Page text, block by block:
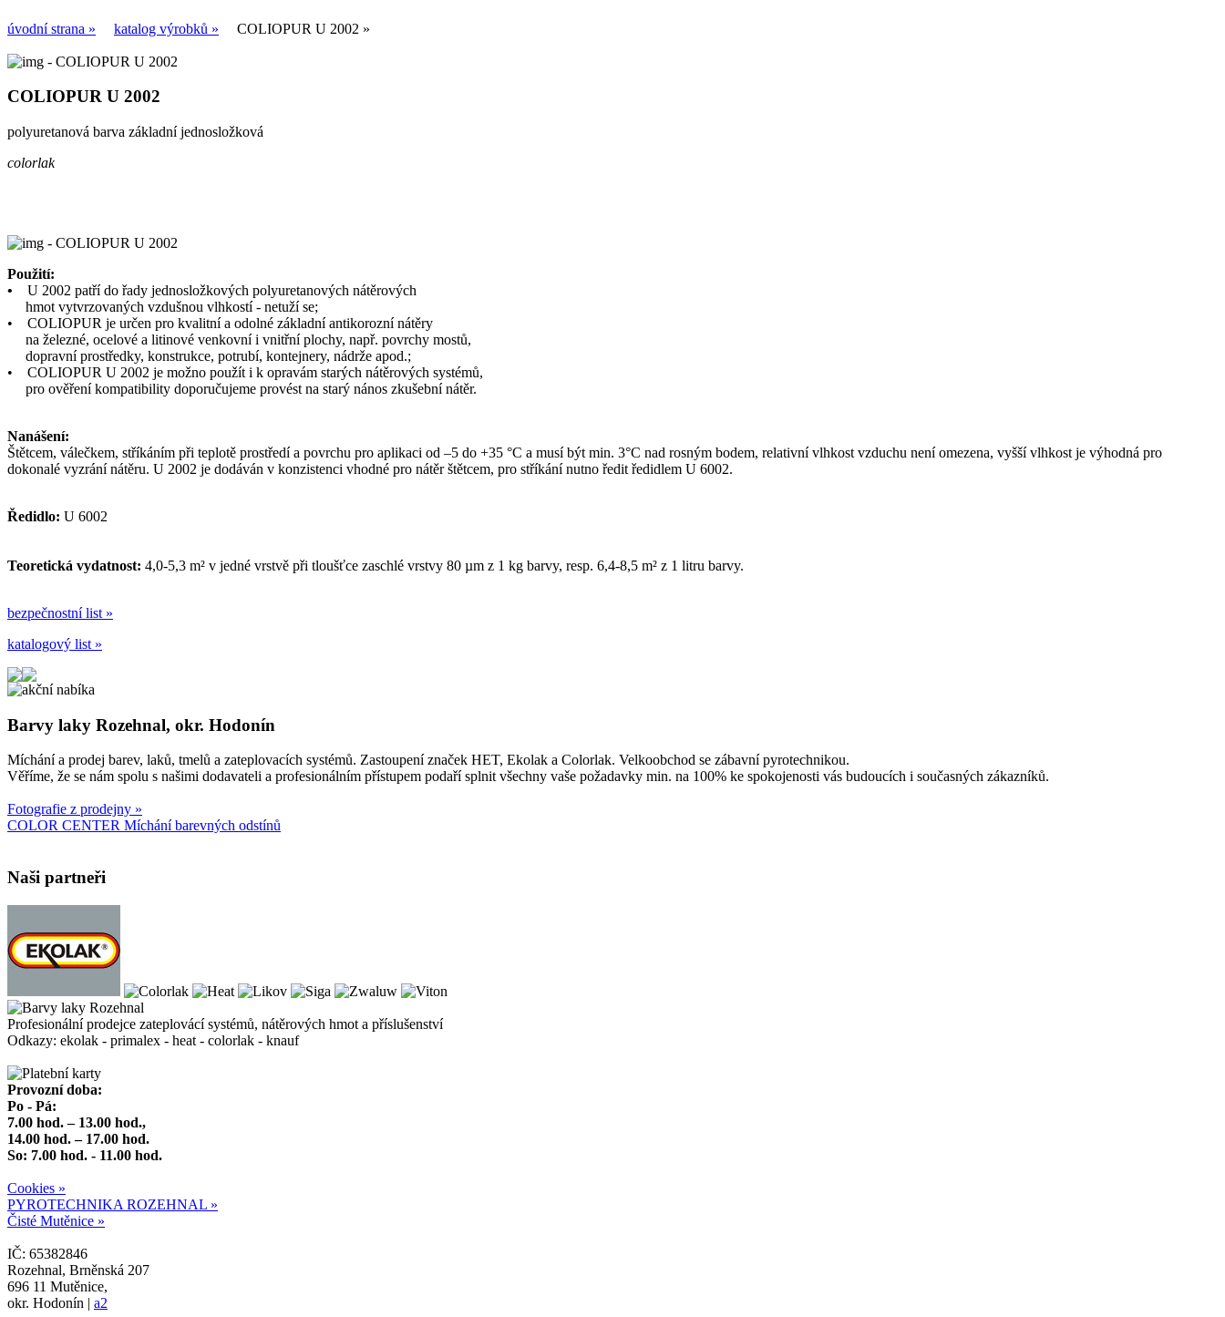
úvodní strana » katalog výrobků » COLIOPUR U 2002 »
COLIOPUR U 2002
polyuretanová barva základní jednosložková
colorlak
Použití:
•
U 2002 patří do řady jednosložkových polyuretanových nátěrových
hmot vytvrzovaných vzdušnou vlhkostí - netuží se;
• COLIOPUR je určen pro kvalitní a odolné základní antikorozní nátěry
na železné, ocelové a litinové venkovní i vnitřní plochy, např. povrchy mostů,
dopravní prostředky, konstrukce, potrubí, kontejnery, nádrže apod.;
• COLIOPUR U 2002 je možno použít i k opravám starých nátěrových systémů,
pro ověření kompatibility doporučujeme provést na starý nános zkušební nátěr.
Nanášení:
Štětcem, válečkem, stříkáním při teplotě prostředí a povrchu pro aplikaci od –5 do +35 °C a musí být min. 3°C nad rosným bodem, relativní vlhkost vzduchu není omezena, vyšší vlhkost je výhodná pro
dokonalé vyzrání nátěru. U 2002 je dodáván v konzistenci vhodné pro nátěr štětcem, pro stříkání nutno ředit ředidlem U 6002.
Ředidlo: U 6002
Teoretická vydatnost: 4,0-5,3 m² v jedné vrstvě při tloušťce zaschlé vrstvy 80 µm z 1 kg barvy, resp. 6,4-8,5 m² z 1 litru barvy.
bezpečnostní list »
katalogový list »
Barvy laky Rozehnal, okr. Hodonín
Míchání a prodej barev, laků, tmelů a zateplovacích systémů. Zastoupení značek HET, Ekolak a Colorlak. Velkoobchod se zábavní pyrotechnikou.
Věříme, že se nám spolu s našimi dodavateli a profesionálním přístupem podaří splnit všechny vaše požadavky min. na 100% ke spokojenosti vás budoucích i současných zákazníků.
Fotografie z prodejny »
COLOR CENTER Míchání barevných odstínů
Naši partneři
Profesionální prodejce zateplovácí systémů, nátěrových hmot a příslušenství
Odkazy: ekolak - primalex - heat - colorlak - knauf
Provozní doba:
Po - Pá:
7.00 hod. – 13.00 hod.,
14.00 hod. – 17.00 hod.
So: 7.00 hod. - 11.00 hod.
Cookies »
PYROTECHNIKA ROZEHNAL »
Čisté Mutěnice »
IČ: 65382846
Rozehnal, Brněnská 207
696 11 Mutěnice,
okr. Hodonín | a2